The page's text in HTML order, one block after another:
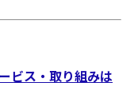
ビス・取り組みは